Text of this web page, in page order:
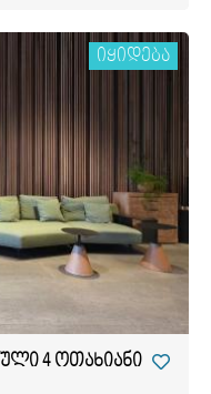
იყიდება
4 ოთახიანი